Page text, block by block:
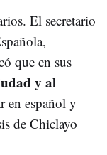
El secretario
que en sus
y al
en español y
de Chiclayo